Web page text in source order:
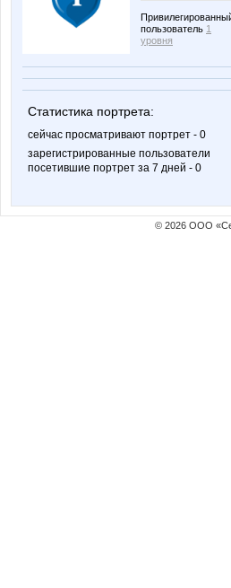
пользователь 1
уровня
Статистика портрета:
сейчас просматривают портрет - 0
зарегистрированные пользователи
посетившие портрет за 7 дней - 0
© 2026 ООО